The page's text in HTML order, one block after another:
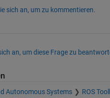
sich an, um zu kommentieren.
an, um diese Frage zu
Autonomous Systems ROS